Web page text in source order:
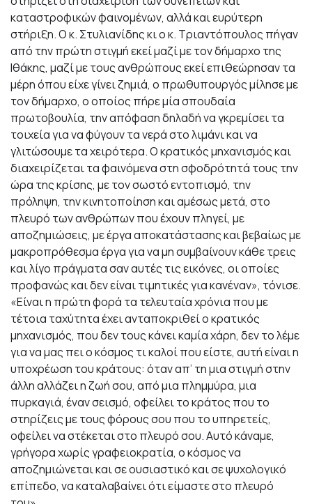
καταστροφικών φαινομένων, αλλά και ευρύτερη
στήριξη. Ο κ. Στυλιανίδης κι ο κ. Τριαντόπουλος πήγαν
από την πρώτη στιγμή εκεί μαζί με τον δήμαρχο της
Ιθάκης, μαζί με τους ανθρώπους εκεί επιθεώρησαν τα
μέρη όπου είχε γίνει ζημιά, ο πρωθυπουργός μίλησε με
τον δήμαρχο, ο οποίος πήρε μία σπουδαία
πρωτοβουλία, την απόφαση δηλαδή να γκρεμίσει τα
τοιχεία για να φύγουν τα νερά στο λιμάνι και να
γλιτώσουμε τα χειρότερα. Ο κρατικός μηχανισμός και
διαχειρίζεται τα φαινόμενα στη σφοδρότητά τους την
ώρα της κρίσης, με τον σωστό εντοπισμό, την
πρόληψη, την κινητοποίηση και αμέσως μετά, στο
πλευρό των ανθρώπων που έχουν πληγεί, με
αποζημιώσεις, με έργα αποκατάστασης και βεβαίως με
μακροπρόθεσμα έργα για να μη συμβαίνουν κάθε τρεις
και λίγο πράγματα σαν αυτές τις εικόνες, οι οποίες
προφανώς και δεν είναι τιμητικές για κανέναν», τόνισε.
«Είναι η πρώτη φορά τα τελευταία χρόνια που με
τέτοια ταχύτητα έχει ανταποκριθεί ο κρατικός
μηχανισμός, που δεν τους κάνει καμία χάρη, δεν το λέμε
για να μας πει ο κόσμος τι καλοί που είστε, αυτή είναι η
υποχρέωση του κράτους: όταν απ’ τη μια στιγμή στην
άλλη αλλάζει η ζωή σου, από μια πλημμύρα, μια
πυρκαγιά, έναν σεισμό, οφείλει το κράτος που το
στηρίζεις με τους φόρους σου που το υπηρετείς,
οφείλει να στέκεται στο πλευρό σου. Αυτό κάναμε,
γρήγορα χωρίς γραφειοκρατία, ο κόσμος να
αποζημιώνεται και σε ουσιαστικό και σε ψυχολογικό
επίπεδο, να καταλαβαίνει ότι είμαστε στο πλευρό